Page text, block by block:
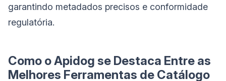
garantindo metadados precisos e conformidade
regulatória.
Como o Apidog se Destaca Entre as
Melhores Ferramentas de Catálogo